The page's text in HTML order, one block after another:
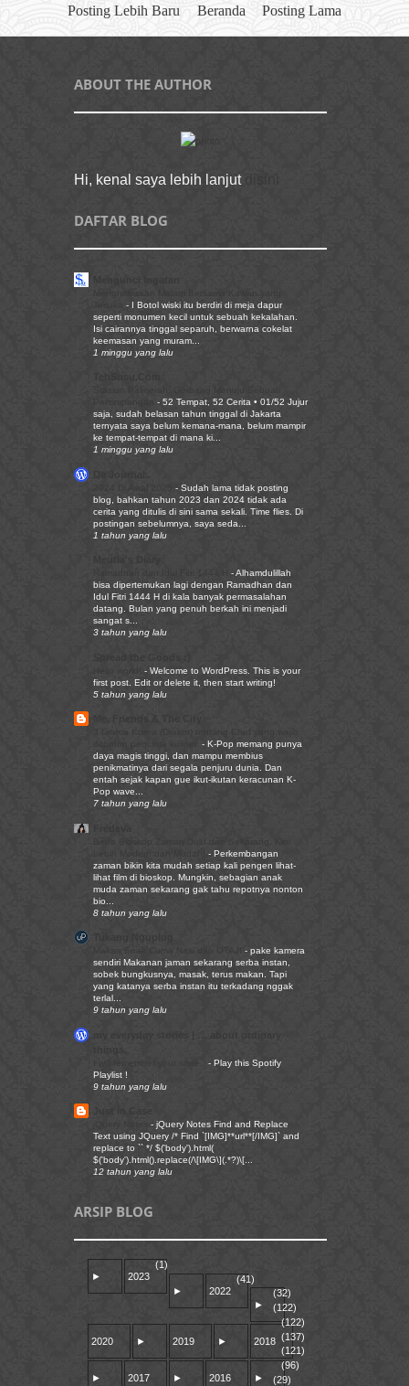
Posting Lebih Baru Posting Lama
Beranda
ABOUT THE AUTHOR
Hi, kenal saya lebih lanjut
DAFTAR BLOG
- I Botol wiski itu berdiri di meja dapur
seperti monumen kecil untuk sebuah kekalahan.
Isi cairannya tinggal separuh, berwarna cokelat
keemasan yang muram...
1 minggu yang lalu
- 52 Tempat, 52 Cerita • 01/52 Jujur
saja, sudah belasan tahun tinggal di Jakarta
ternyata saya belum kemana-mana, belum mampir
ke tempat-tempat di mana ki...
1 minggu yang lalu
- Sudah lama tidak posting
blog, bahkan tahun 2023 dan 2024 tidak ada
cerita yang ditulis di sini sama sekali. Time flies. Di
postingan sebelumnya, saya seda...
1 tahun yang lalu
-Alhamdulillah
bisa dipertemukan lagi dengan Ramadhan dan
Idul Fitri 1444 H di kala banyak permasalahan
datang. Bulan yang penuh berkah ini menjadi
sangat s...
3 tahun yang lalu
- Welcome to WordPress. This is your
first post. Edit or delete it, then start writing!
5 tahun yang lalu
- K-Pop memang punya
daya magis tinggi, dan mampu membius
penikmatinya dari segala penjuru dunia. Dan
entah sejak kapan gue ikut-ikutan keracunan K-
Pop wave...
7 tahun yang lalu
- Perkembangan
zaman bikin kita mudah setiap kali pengen lihat-
lihat film di bioskop. Mungkin, sebagian anak
muda zaman sekarang gak tahu repotnya nonton
bio...
8 tahun yang lalu
- pake kamera
sendiri Makanan jaman sekarang serba instan,
sobek bungkusnya, masak, terus makan. Tapi
yang katanya serba instan itu terkadang nggak
terlal...
9 tahun yang lalu
- Play this Spotify
Playlist !
9 tahun yang lalu
- jQuery Notes Find and Replace
Text using JQuery /* Find `[IMG]**url**[/IMG]` and
replace to `` */ $('body').html(
$('body').html().replace(/\[IMG\](.*?)\[...
12 tahun yang lalu
ARSIP BLOG
► 2023
(1)
► 2022
(41)
►
2020
(32)
► 2019
(122)
► 2018
(122)
► 2017
(137)
► 2016
(121)
►
(96)
(29)